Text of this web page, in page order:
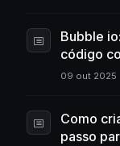
Bubble
código
09 out 2025
Como
passo